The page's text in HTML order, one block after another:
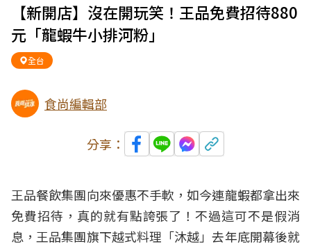
【新開店】沒在開玩笑！王品免費招待880
元「龍蝦牛小排河粉」
全台
食尚編輯部
分享：
王品餐飲集團向來優惠不手軟，如今連龍蝦都拿出來
免費招待，真的就有點誇張了！不過這可不是假消
息，王品集團旗下越式料理「沐越」去年底開幕後就